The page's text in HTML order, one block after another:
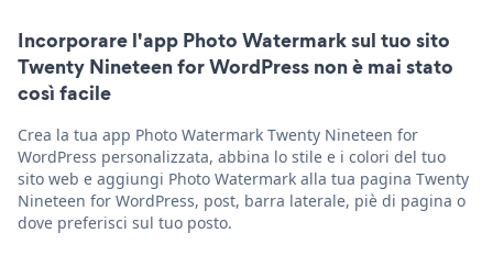
Incorporare l'app Photo Watermark sul tuo sito
Twenty Nineteen for WordPress non è mai stato
così facile
Crea la tua app Photo Watermark Twenty Nineteen for
WordPress personalizzata, abbina lo stile e i colori del tuo
sito web e aggiungi Photo Watermark alla tua pagina Twenty
Nineteen for WordPress, post, barra laterale, piè di pagina o
dove preferisci sul tuo posto.